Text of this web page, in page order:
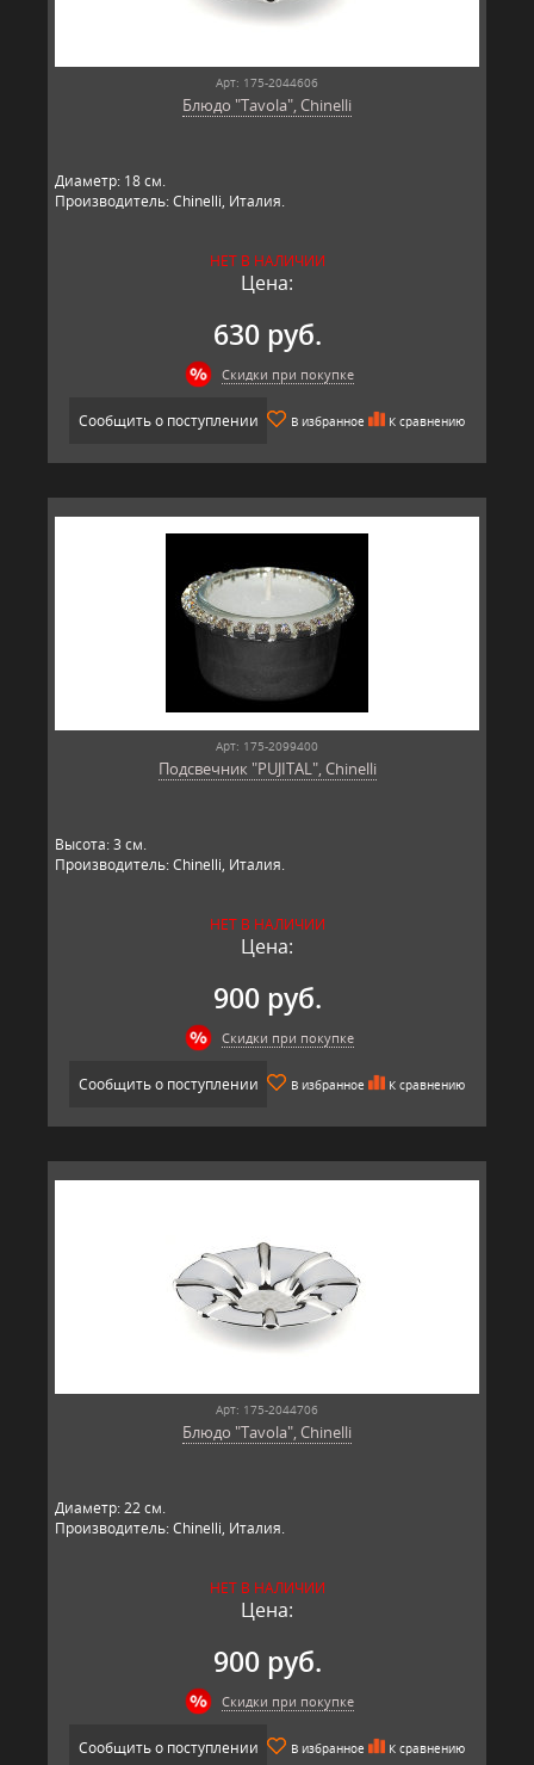
Арт: 175-2044606
Блюдо "Tavola", Chinelli
Диаметр: 18 см.
Производитель: Chinelli, Италия.
НЕТ В НАЛИЧИИ
Цена:
630 руб.
Скидки при покупке
Сообщить о поступлении В избранное К сравнению
Арт: 175-2099400
Подсвечник "PUJITAL", Chinelli
Высота: 3 см.
Производитель: Chinelli, Италия.
НЕТ В НАЛИЧИИ
Цена:
900 руб.
Скидки при покупке
Сообщить о поступлении В избранное К сравнению
Арт: 175-2044706
Блюдо "Tavola", Chinelli
Диаметр: 22 см.
Производитель: Chinelli, Италия.
НЕТ В НАЛИЧИИ
Цена:
900 руб.
Скидки при покупке
Сообщить о поступлении В избранное К сравнению